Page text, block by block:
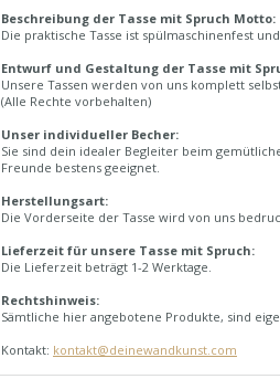
Beschreibung der Tasse mit Spruch Motto:
Die praktische Tasse ist spülmaschinenfest
Entwurf und Gestaltung der Tasse mit
Unsere Tassen werden von uns komplett
(Alle Rechte vorbehalten)
Unser individueller Becher:
Sie sind dein idealer Begleiter beim
Freunde bestens geeignet.
Herstellungsart:
Die Vorderseite der Tasse wird von uns
Lieferzeit für unsere Tasse mit Spruch:
Die Lieferzeit beträgt 1-2 Werktage.
Rechtshinweis:
Sämtliche hier angebotene Produkte, sind
Kontakt: kontakt@deinewandkunst.com